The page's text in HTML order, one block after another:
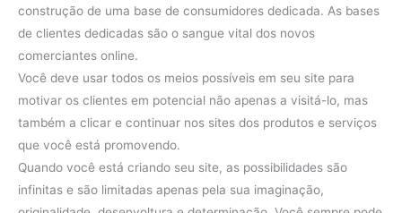
construção de uma base de consumidores dedicada. As bases
de clientes dedicadas são o sangue vital dos novos
comerciantes online.
Você deve usar todos os meios possíveis em seu site para
motivar os clientes em potencial não apenas a visitá-lo, mas
também a clicar e continuar nos sites dos produtos e serviços
que você está promovendo.
Quando você está criando seu site, as possibilidades são
infinitas e são limitadas apenas pela sua imaginação,